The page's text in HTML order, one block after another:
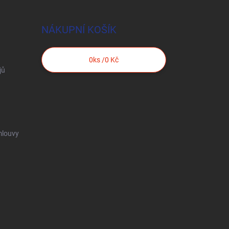
NÁKUPNÍ KOŠÍK
0ks /0 Kč